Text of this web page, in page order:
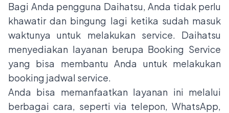
Bagi Anda pengguna Daihatsu, Anda tidak perlu
khawatir dan bingung lagi ketika sudah masuk
waktunya untuk melakukan service. Daihatsu
menyediakan layanan berupa Booking Service
yang bisa membantu Anda untuk melakukan
booking jadwal service.
Anda bisa memanfaatkan layanan ini melalui
berbagai cara, seperti via telepon, WhatsApp,